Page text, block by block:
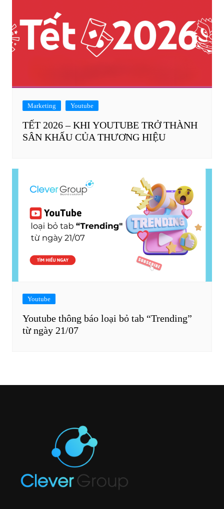
Marketing Youtube
TẾT 2026 – KHI YOUTUBE TRỞ THÀNH
SÂN KHẤU CỦA THƯƠNG HIỆU
Youtube
Youtube thông báo loại bỏ tab “Trending”
từ ngày 21/07